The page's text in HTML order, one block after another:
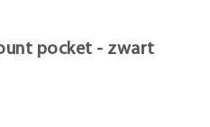
pocket - zwart